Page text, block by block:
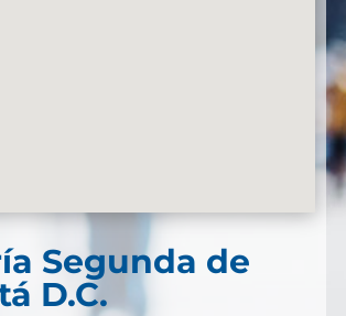
Segunda de
D.C.